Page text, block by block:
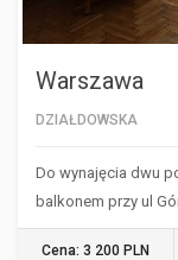
Warszawa
DZIAŁDOWSKA
Do wynajęcia dwu
balkonem przy ul
Cena: 3 200 PLN